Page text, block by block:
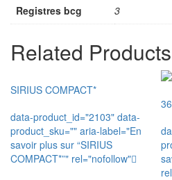
Registres bcg
3
Related Products
SIRIUS COMPACT*
data-product_id="2103" data-
product_sku="" aria-label="En
savoir plus sur “SIRIUS
COMPACT*”" rel="nofollow"